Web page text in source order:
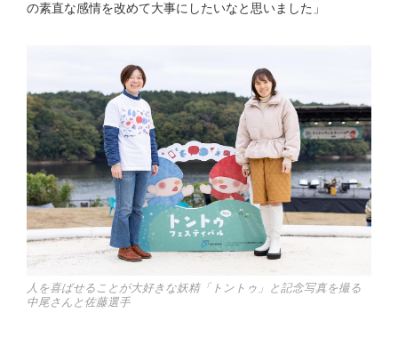
の素直な感情を改めて大事にしたいなと思いました」
人を喜ばせることが大好きな妖精「トントゥ」と記念写真を撮る
中尾さんと佐藤選手